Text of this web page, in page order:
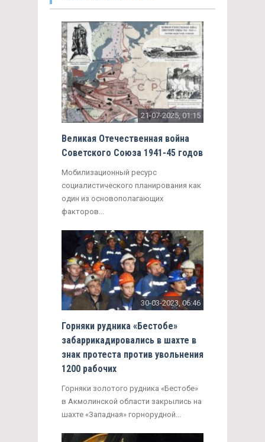
21-07-2025, 01:15
Великая Отечественная война
Советского Союза 1941-45 годов
Мобилизационный ресурс
социалистического планирования как
один из основополагающих
факторов...
30-03-2023, 06:46
Горняки рудника «Бестобе»
забаррикадировались в шахте в
знак протеста против увольнения
1200 рабочих
Горняки золотого рудника «Бестобе»
в Акмолинской области закрылись на
шахте «Западная» горнорудной...